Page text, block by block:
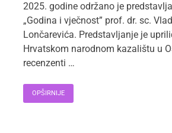
2025. godine održano je
„Godina i vječnost” prof. dr. sc.
Lončarevića. Predstavljanje je
Hrvatskom narodnom kazalištu u
recenzenti …
OPŠIRNIJE